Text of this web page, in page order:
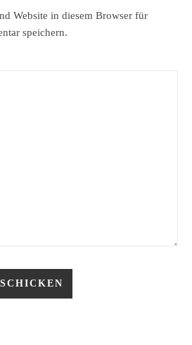
Website in diesem Browser für
speichern.